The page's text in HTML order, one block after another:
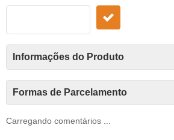
Informações do Produto
Formas de Parcelamento
Carregando comentários ...